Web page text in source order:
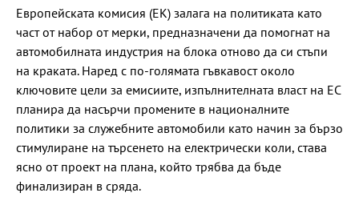
Европейската комисия (ЕК) залага на политиката като
част от набор от мерки, предназначени да помогнат на
автомобилната индустрия на блока отново да си стъпи
на краката. Наред с по-голямата гъвкавост около
ключовите цели за емисиите, изпълнителната власт на ЕС
планира да насърчи промените в националните
политики за служебните автомобили като начин за бързо
стимулиране на търсенето на електрически коли, става
ясно от проект на плана, който трябва да бъде
финализиран в сряда.